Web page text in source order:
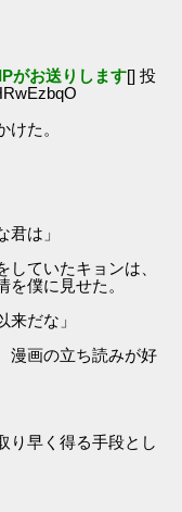
がお送りします[] 投
た。
君は」
ていたキョンは、
僕に見せた。
来だな」
漫画の立ち読みが好
り早く得る手段とし